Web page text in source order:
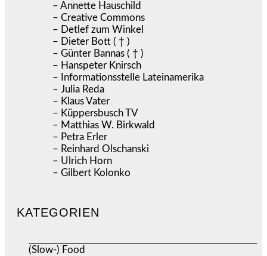
– Annette Hauschild
– Creative Commons
– Detlef zum Winkel
– Dieter Bott ( † )
– Günter Bannas ( † )
– Hanspeter Knirsch
– Informationsstelle Lateinamerika
– Julia Reda
– Klaus Vater
– Küppersbusch TV
– Matthias W. Birkwald
– Petra Erler
– Reinhard Olschanski
– Ulrich Horn
– Gilbert Kolonko
KATEGORIEN
(Slow-) Food